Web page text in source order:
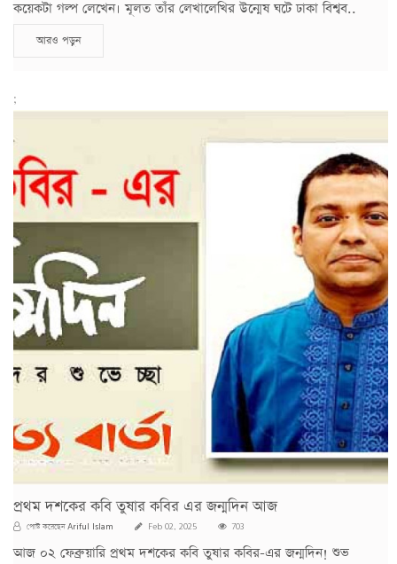
কয়েকটা গল্প লেখেন। মূলত তাঁর লেখালেখির উন্মেষ ঘটে ঢাকা বিশ্বব..
আরও পড়ুন
;
প্রথম দশকের কবি তুষার কবির এর জন্মদিন আজ
পোস্ট করেছেনAriful Islam Feb 02, 2025 703
আজ ০২ ফেব্রুয়ারি প্রথম দশকের কবি তুষার কবির-এর জন্মদিন! শুভ